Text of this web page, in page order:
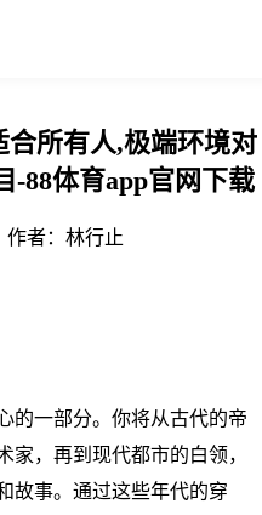
所有人,极端环境对
-88体育app官网下载
作者： 林行止
的一部分。你将从古代的帝
家，再到现代都市的白领，
故事。通过这些年代的穿